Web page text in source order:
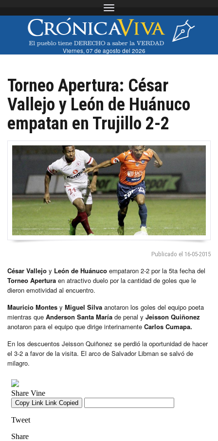
Toggle navigation
Viernes, 07 de agosto del 2026
Torneo Apertura: César
Vallejo y León de Huánuco
empatan en Trujillo 2-2
Publicado el 16-05-2015
César Vallejo y León de Huánuco empataron 2-2 por la 5ta fecha del
Torneo Apertura en atractivo duelo por la cantidad de goles que le
dieron emotividad al encuentro.
Mauricio Montes y Miguel Silva anotaron los goles del equipo poeta
mientras que Anderson Santa María de penal y Jeisson Quiñonez
anotaron para el equipo que dirige interinamente Carlos Cumapa.
En los descuentos Jeisson Quiñonez se perdió la oportunidad de hacer
el 3-2 a favor de la visita. El arco de Salvador Libman se salvó de
milagro.